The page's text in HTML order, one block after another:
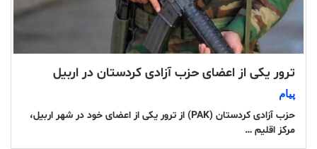
ترور یکی از اعضای حزب آزادی کردستان در اربیل
پیام
حزب آزادی کردستان (PAK) از ترور یکی از اعضای خود در شهر اربیل،
مرکز اقلیم …